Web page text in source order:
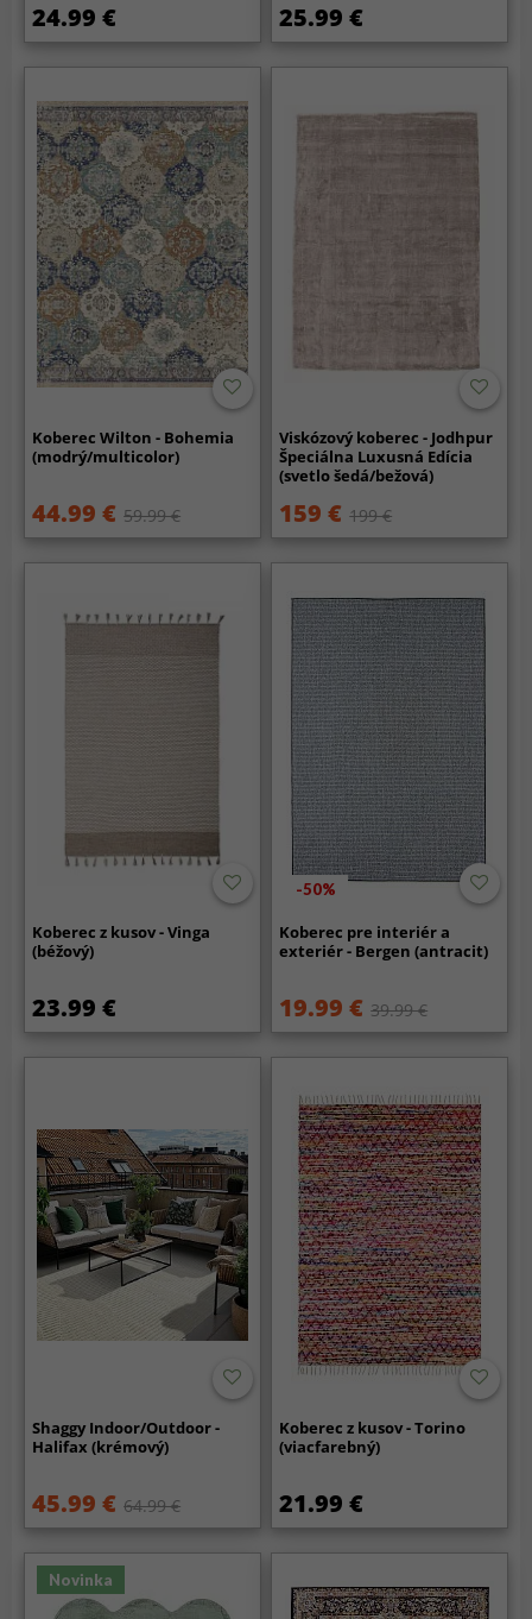
24.99 € 25.99 €
Koberec Wilton - Bohemia
(modrý/multicolor)
44.99 € 59.99 €
Viskózový koberec - Jodhpur
Špeciálna Luxusná Edícia
(svetlo šedá/bežová)
159 € 199 €
Koberec z kusov - Vinga
(béžový)
23.99 €
-50%
Koberec pre interiér a
exteriér - Bergen (antracit)
19.99 € 39.99 €
Shaggy Indoor/Outdoor -
Halifax (krémový)
45.99 € 64.99 €
Koberec z kusov - Torino
(viacfarebný)
21.99 €
Novinka